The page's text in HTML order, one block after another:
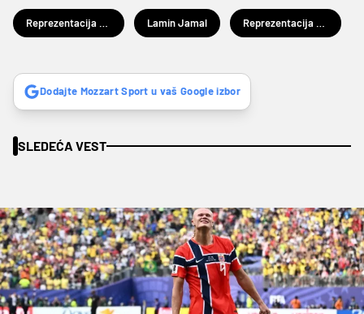
Lamin Jamal
Dodajte Mozzart Sport u vaš Google izbor
SLEDEĆA VEST